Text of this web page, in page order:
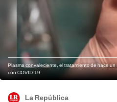
Plasma convaleciente, el tratamiento de hace
con COVID-19
La República